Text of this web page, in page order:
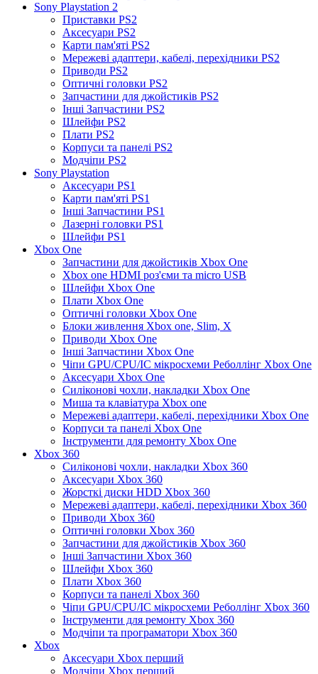
Sony Playstation 2
Приставки PS2
Аксесуари PS2
Карти пам'яті PS2
Мережеві адаптери, кабелі, перехідники PS2
Приводи PS2
Оптичні головки PS2
Запчастини для джойстиків PS2
Інші Запчастини PS2
Шлейфи PS2
Плати PS2
Корпуси та панелі PS2
Модчіпи PS2
Sony Playstation
Аксесуари PS1
Карти пам'яті PS1
Інші Запчастини PS1
Лазерні головки PS1
Шлейфи PS1
Xbox One
Запчастини для джойстиків Xbox One
Xbox one HDMI роз'єми та micro USB
Шлейфи Xbox One
Плати Xbox One
Оптичні головки Xbox One
Блоки живлення Xbox one, Slim, X
Приводи Xbox One
Інші Запчастини Xbox One
Чіпи GPU/CPU/IC мікросхеми Реболлінг Xbox One
Аксесуари Xbox One
Силіконові чохли, накладки Xbox One
Миша та клавіатура Xbox one
Мережеві адаптери, кабелі, перехідники Xbox One
Корпуси та панелі Xbox One
Інструменти для ремонту Xbox One
Xbox 360
Силіконові чохли, накладки Xbox 360
Аксесуари Xbox 360
Жорсткі диски HDD Xbox 360
Мережеві адаптери, кабелі, перехідники Xbox 360
Приводи Xbox 360
Оптичні головки Xbox 360
Запчастини для джойстиків Xbox 360
Інші Запчастини Xbox 360
Шлейфи Xbox 360
Плати Xbox 360
Корпуси та панелі Xbox 360
Чіпи GPU/CPU/IC мікросхеми Реболлінг Xbox 360
Інструменти для ремонту Xbox 360
Модчіпи та програматори Xbox 360
Xbox
Аксесуари Xbox перший
Модчіпи Xbox перший